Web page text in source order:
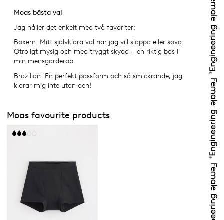
Moas bästa val
Jag håller det enkelt med två favoriter:
Boxern: Mitt självklara val när jag vill slappa eller sova.
Otroligt mysig och med tryggt skydd – en riktig bas i
min mensgarderob.
Brazilian: En perfekt passform och så smickrande, jag
klarar mig inte utan den!
Moas favourite products